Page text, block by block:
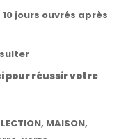
jours ouvrés après
pour réussir votre
, MAISON,